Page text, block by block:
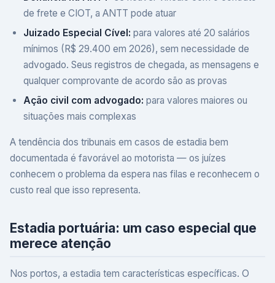
de frete e CIOT, a ANTT pode atuar
Juizado Especial Cível: para valores até 20 salários
mínimos (R$ 29.400 em 2026), sem necessidade de
advogado. Seus registros de chegada, as mensagens e
qualquer comprovante de acordo são as provas
Ação civil com advogado: para valores maiores ou
situações mais complexas
A tendência dos tribunais em casos de estadia bem
documentada é favorável ao motorista — os juízes
conhecem o problema da espera nas filas e reconhecem o
custo real que isso representa.
Estadia portuária: um caso especial que
merece atenção
Nos portos, a estadia tem características específicas. O